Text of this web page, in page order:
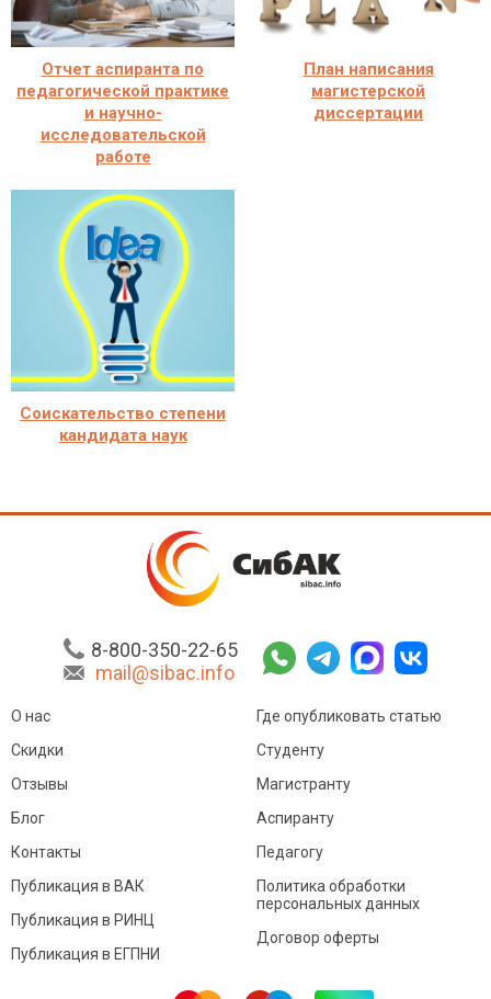
Отчет аспиранта по
педагогической практике
и научно-
исследовательской
работе
План написания
магистерской
диссертации
Соискательство степени
кандидата наук
8-800-350-22-65
mail@sibac.info
О нас
Скидки
Отзывы
Блог
Контакты
Где опубликовать статью
Студенту
Магистранту
Аспиранту
Педагогу
Публикация в ВАК
Публикация в РИНЦ
Публикация в ЕГПНИ
Политика обработки
персональных данных
Договор оферты